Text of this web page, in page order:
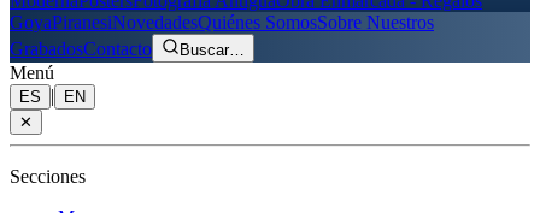
GoyaPiranesiNovedadesQuiénes SomosSobre Nuestros
GrabadosContacto Buscar…
Menú
ES |
EN
✕
Secciones